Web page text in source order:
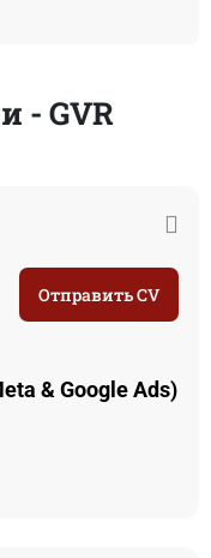
- GVR
& Google Ads)
Отправить CV